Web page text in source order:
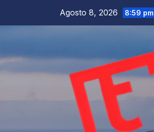
Agosto 8, 2026 8:59 pm